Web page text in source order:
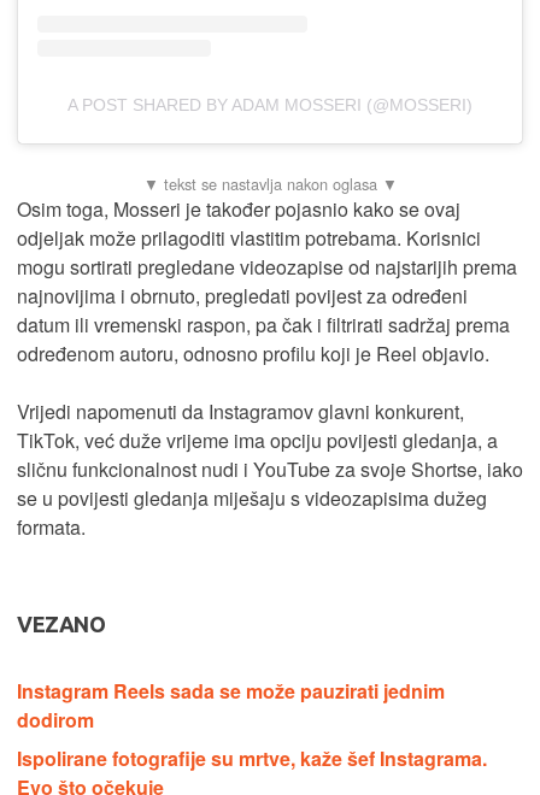
A POST SHARED BY ADAM MOSSERI (@MOSSERI)
Osim toga, Mosseri je također pojasnio kako se ovaj
odjeljak može prilagoditi vlastitim potrebama. Korisnici
mogu sortirati pregledane videozapise od najstarijih prema
najnovijima i obrnuto, pregledati povijest za određeni
datum ili vremenski raspon, pa čak i filtrirati sadržaj prema
određenom autoru, odnosno profilu koji je Reel objavio.
Vrijedi napomenuti da Instagramov glavni konkurent,
TikTok, već duže vrijeme ima opciju povijesti gledanja, a
sličnu funkcionalnost nudi i YouTube za svoje Shortse, iako
se u povijesti gledanja miješaju s videozapisima dužeg
formata.
VEZANO
Instagram Reels sada se može pauzirati jednim
dodirom
Ispolirane fotografije su mrtve, kaže šef Instagrama.
Evo što očekuje